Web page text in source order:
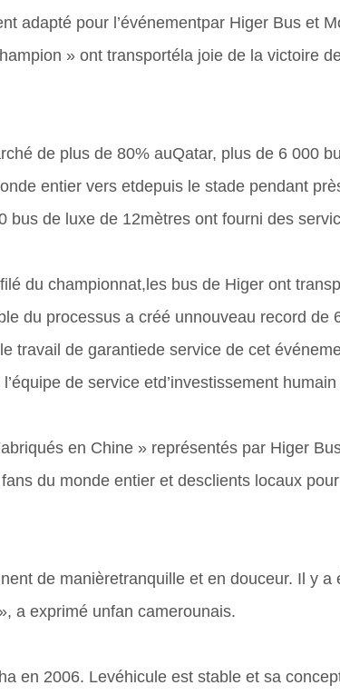
adapté pour l’événementpar Higer Bus et
» ont transportéla joie de la victoire
de plus de 80% auQatar, plus de 6 000
entier vers etdepuis le stade pendant
de luxe de 12mètres ont fourni des
du championnat,les bus de Higer ont
du processus a créé unnouveau record
travail de garantiede service de cet
de service etd’investissement
en Chine » représentés par Higer
du monde entier et desclients locaux
de manièretranquille et en douceur. Il y
a exprimé unfan camerounais.
en 2006. Levéhicule est stable et sa